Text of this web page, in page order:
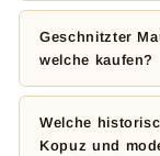
Geschnitzter
welche kaufen?
Welche
Kopuz und